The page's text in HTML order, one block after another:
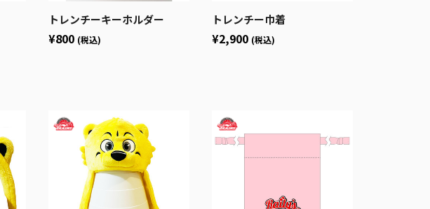
トレンチーキーホルダー
¥800 (税込)
トレンチー巾着
¥2,900 (税込)